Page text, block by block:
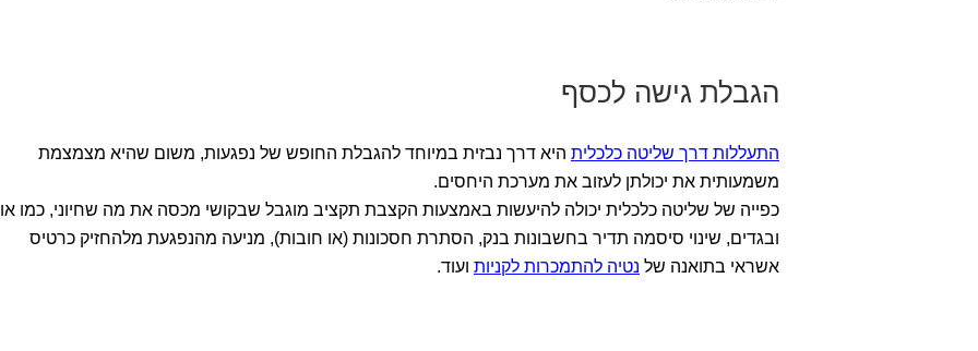
הגבלת גישה לכסף
התעללות דרך שליטה כלכלית היא דרך נבזית במיוחד להגבלת החופש של נפגעות, משום שהיא מצמצמת
משמעותית את יכולתן לעזוב את מערכת היחסים.
כפייה של שליטה כלכלית יכולה להיעשות באמצעות הקצבת תקציב מוגבל שבקושי מכסה את מה שחיוני, כמו
ובגדים, שינוי סיסמה תדיר בחשבונות בנק, הסתרת חסכונות (או חובות), מניעה מהנפגעת מלהחזיק כרטיס
אשראי בתואנה של נטיה להתמכרות לקניות ועוד.